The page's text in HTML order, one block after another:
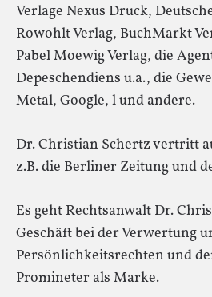
Verlage Nexus Druck,
Rowohlt Verlag, BuchMarkt
Pabel Moewig Verlag, die
Depeschendiens u.a., die
Metal, Google, l und andere.
Dr. Christian Schertz vertritt
z.B. die Berliner Zeitung und
Es geht Rechtsanwalt Dr.
Geschäft bei der Verwertung
Persönlichkeitsrechten und
Promineter als Marke.